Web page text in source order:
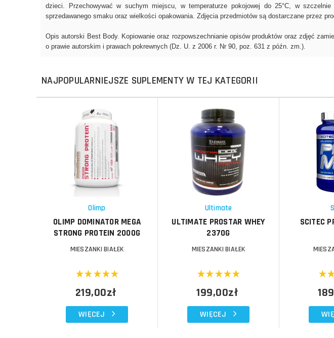
NAJPOPULARNIEJSZE SUPLEMENTY W TEJ KATEGORII
Olimp
OLIMP DOMINATOR MEGA
STRONG PROTEIN 2000G
MIESZANKI BIAŁEK
219,00zł
WIĘCEJ
Ultimate
ULTIMATE PROSTAR WHEY
2370G
MIESZANKI BIAŁEK
199,00zł
WIĘCEJ
SCITEC